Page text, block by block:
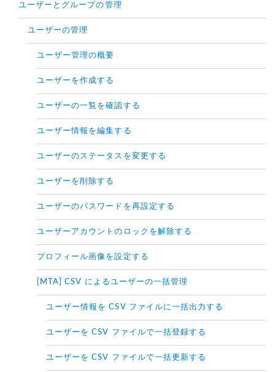
ユーザーとグループの管理
ユーザーの管理
ユーザー管理の概要
ユーザーを作成する
ユーザーの一覧を確認する
ユーザー情報を編集する
ユーザーのステータスを変更する
ユーザーを削除する
ユーザーのパスワードを再設定する
ユーザーアカウントのロックを解除する
プロフィール画像を設定する
[MTA] CSV によるユーザーの一括管理
ユーザー情報を CSV ファイルに一括出力する
ユーザーを CSV ファイルで一括登録する
ユーザーを CSV ファイルで一括更新する